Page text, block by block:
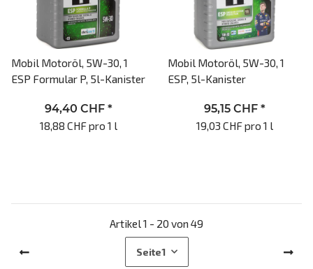
Mobil Motoröl, 5W-30, 1
ESP Formular P, 5l-Kanister
94,40 CHF *
18,88 CHF pro 1 l
Mobil Motoröl, 5W-30, 1
ESP, 5l-Kanister
95,15 CHF *
19,03 CHF pro 1 l
Artikel 1 - 20 von 49
Seite1